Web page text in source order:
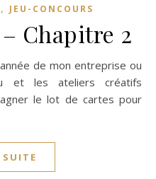
, JEU-CONCOURS
Chapitre 2
et les ateliers créatifs
le lot de cartes pour
SUITE